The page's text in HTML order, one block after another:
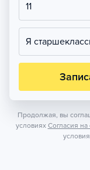
11
Я
Продолжая, вы
условиях Согласия
условия